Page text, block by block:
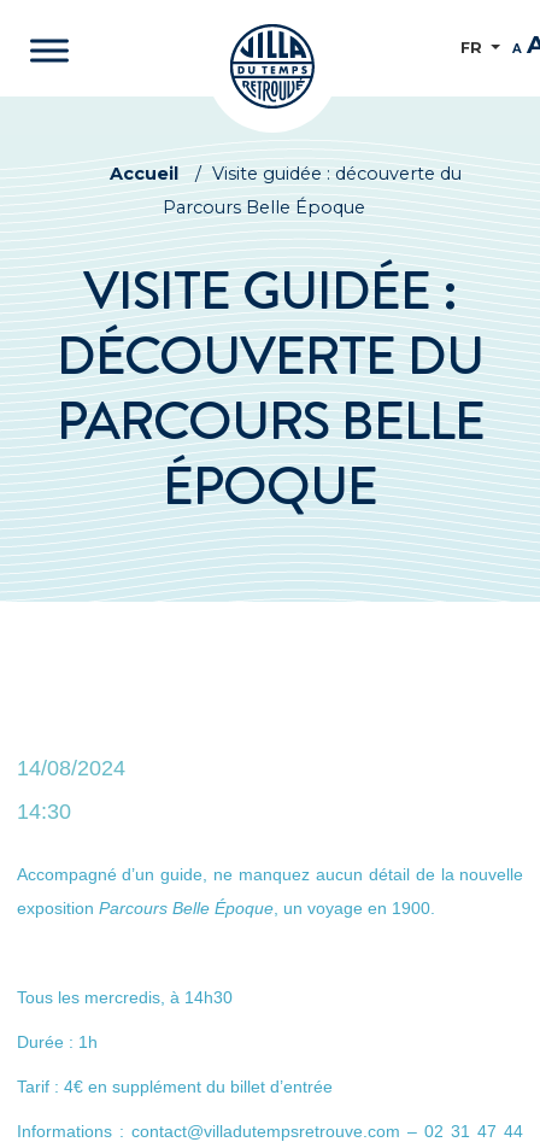
FR A
Accueil / Visite guidée : découverte du
Parcours Belle Époque
VISITE GUIDÉE :
DÉCOUVERTE DU
PARCOURS BELLE
ÉPOQUE
14/08/2024
14:30
Accompagné d’un guide, ne manquez aucun détail de la nouvelle
exposition Parcours Belle Époque, un voyage en 1900.
Tous les mercredis, à 14h30
Durée : 1h
Tarif : 4€ en supplément du billet d’entrée
Informations : contact@villadutempsretrouve.com – 02 31 47 44